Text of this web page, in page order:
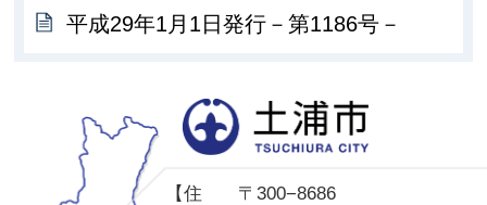
平成29年1月1日発行－第1186号－
【住
〒300−8686